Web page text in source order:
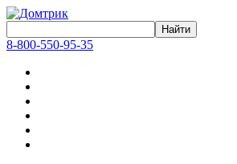
8-800-550-95-35